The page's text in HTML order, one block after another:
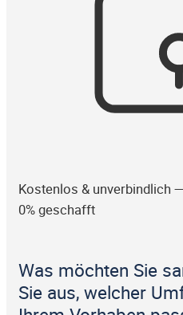
Kostenlos & unverbindlich
0% geschafft
Was möchten Sie
Sie aus, welcher